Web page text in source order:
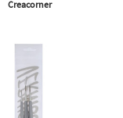
Creacorner